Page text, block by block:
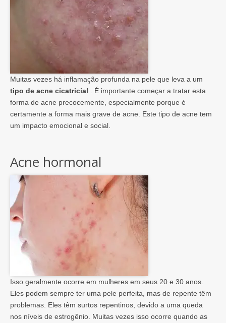
Muitas vezes há inflamação profunda na pele que leva a um
tipo de acne cicatricial . É importante começar a tratar esta
forma de acne precocemente, especialmente porque é
certamente a forma mais grave de acne. Este tipo de acne tem
um impacto emocional e social.
Acne hormonal
Isso geralmente ocorre em mulheres em seus 20 e 30 anos.
Eles podem sempre ter uma pele perfeita, mas de repente têm
problemas. Eles têm surtos repentinos, devido a uma queda
nos níveis de estrogênio. Muitas vezes isso ocorre quando as